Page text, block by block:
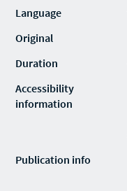
Language
Original
Duration
Accessibility
information
Publication info